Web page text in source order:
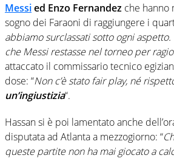
Messied Enzo Fernandez che hanno
sogno dei Faraoni di raggiungere i
abbiamo surclassati sotto ogni aspetto.
che Messi restasse nel torneo per
attaccato il commissario tecnico
dose: “Non c’è stato fair play, né
un’ingiustizia“.
Hassan si è poi lamentato anche
disputata ad Atlanta a mezzogiorno: “
queste partite non ha mai giocato a